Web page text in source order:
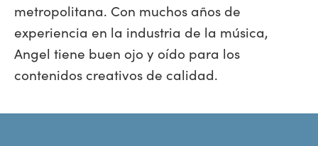
metropolitana. Con muchos años de
experiencia en la industria de la música,
Angel tiene buen ojo y oído para los
contenidos creativos de calidad.